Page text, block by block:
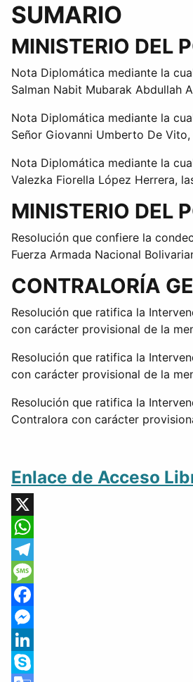
SUMARIO
MINISTERIO DEL
Nota Diplomática mediante la
Salman Nabit Mubarak Abdullah
Nota Diplomática mediante la
Señor Giovanni Umberto De
Nota Diplomática mediante la
Valezka Fiorella López Herrera,
MINISTERIO DEL
Resolución que confiere la
Fuerza Armada Nacional
CONTRALORÍA
Resolución que ratifica la
con carácter provisional de la
Resolución que ratifica la
con carácter provisional de la
Resolución que ratifica la
Contralora con carácter
Enlace de Acceso
X
WhatsApp
Telegram
Message
Facebook
Messenger
LinkedIn